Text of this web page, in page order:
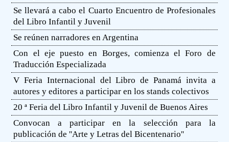
Se llevará a cabo el Cuarto Encuentro de Profesionales
del Libro Infantil y Juvenil
Se reúnen narradores en Argentina
Con el eje puesto en Borges, comienza el Foro de
Traducción Especializada
V Feria Internacional del Libro de Panamá invita a
autores y editores a participar en los stands colectivos
20 ª Feria del Libro Infantil y Juvenil de Buenos Aires
Convocan a participar en la selección para la
publicación de ''Arte y Letras del Bicentenario''